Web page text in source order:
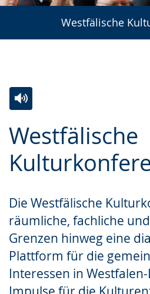
Westfälische
Westfälische
Die Westfälische
räumliche, fachliche
Grenzen hinweg eine
Plattform für die
Interessen in
Leichten
Sprache
wechseln.
Audio-
Unterstützung.
Video
in
Deutscher
wird
angezeigt.